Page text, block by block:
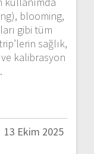
blooming,
gibi tüm
sağlık,
kalibrasyon
13 Ekim 2025